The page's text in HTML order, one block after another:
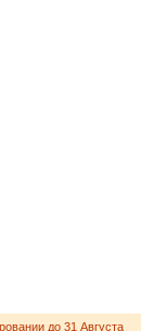
до 31 Августа